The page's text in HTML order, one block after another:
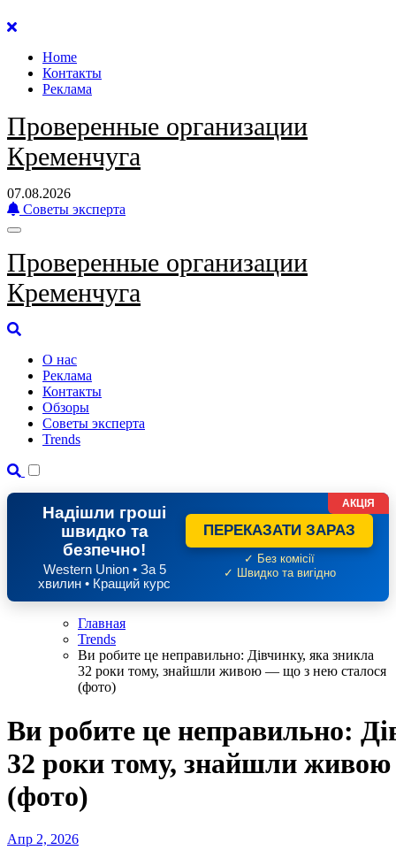
Перейти
содержанию
Home
Контакты
Реклама
Проверенные организации
Кременчуга
07.08.2026
Советы эксперта
Проверенные организации
Кременчуга
О нас
Реклама
Контакты
Обзоры
Советы эксперта
Trends
Надішли гроші
швидко та
безпечно!
Western Union • За 5
хвилин • Кращий курс
ПЕРЕКАЗАТИ ЗАРАЗ
✓ Без комісії
✓ Швидко та вигідно
АКЦІЯ
Главная
Trends
Ви робите це неправильно: Дівчинку, яка зникла
32 роки тому, знайшли живою — що з нею сталося
(фото)
Ви робите це неправильно:
32 роки тому, знайшли
(фото)
Апр 2, 2026